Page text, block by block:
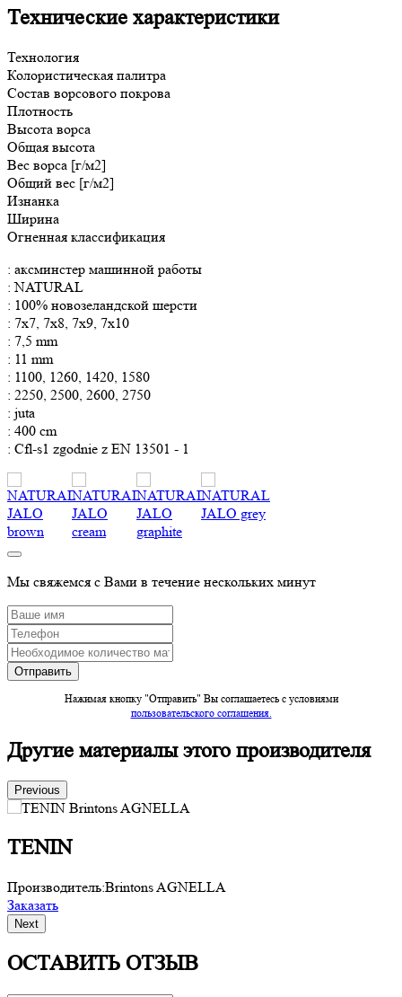
Технические характеристики
Технология
Колористическая палитра
Состав ворсового покрова
Плотность
Высота ворса
Общая высота
Вес ворса [г/м2]
Общий вес [г/м2]
Изнанка
Ширина
Огненная классификация
: аксминстер машинной работы
: NATURAL
: 100% новозеландской шерсти
: 7x7, 7x8, 7x9, 7x10
: 7,5 mm
: 11 mm
: 1100, 1260, 1420, 1580
: 2250, 2500, 2600, 2750
: juta
: 400 cm
: Cfl-s1 zgodnie z EN 13501 - 1
Мы свяжемся с Вами в течение нескольких минут
Нажимая кнопку "Отправить" Вы соглашаетесь c условиями
пользовательского соглашения.
Другие материалы этого производителя
Previous
TENIN
Производитель:Brintons AGNELLA
Заказать
Next
ОСТАВИТЬ ОТЗЫВ